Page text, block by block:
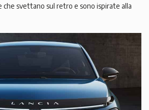
che svettano sul retro e sono ispirate alla